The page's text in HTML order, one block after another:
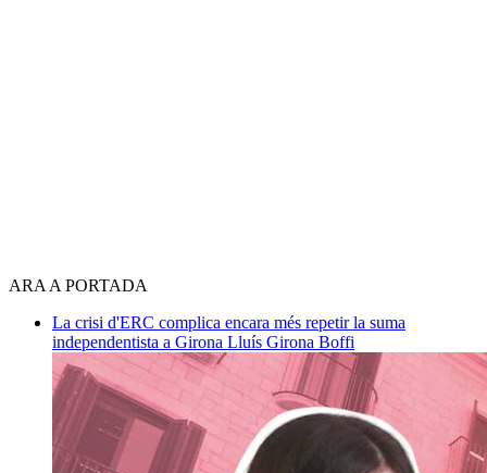
ARA A PORTADA
La crisi d'ERC complica encara més repetir la suma
independentista a Girona Lluís Girona Boffi